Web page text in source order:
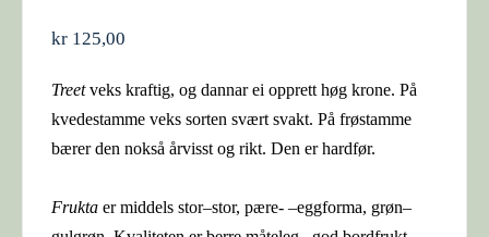
kr125,00
Treetveks kraftig, og dannar ei opprett høg krone. På
kvedestamme veks sorten svært svakt. På frøstamme
bærer den nokså årvisst og rikt. Den er hardfør.
Fruktaer middels stor–stor, pære- –eggforma, grøn–